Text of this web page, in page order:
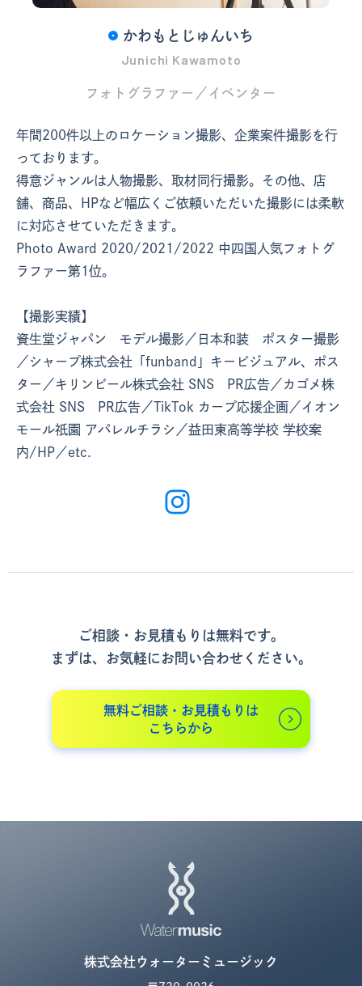
かわもとじゅんいち
Junichi Kawamoto
フォトグラファー／イベンター
年間200件以上のロケーション撮影、企業案件撮影を行
っております。
得意ジャンルは人物撮影、取材同行撮影。その他、店
舗、商品、HPなど幅広くご依頼いただいた撮影には柔軟
に対応させていただきます。
Photo Award 2020/2021/2022 中四国人気フォトグ
ラファー第1位。
【撮影実績】
資生堂ジャパン モデル撮影／日本和装 ポスター撮影
／シャープ株式会社「funband」キービジュアル、ポス
ター／キリンビール株式会社 SNS PR広告／カゴメ株
式会社 SNS PR広告／TikTok カープ応援企画／イオン
モール祇園 アパレルチラシ／益田東高等学校 学校案
内/HP／etc.
ご相談・お見積もりは無料です。
まずは、お気軽にお問い合わせください。
無料ご相談・お見積もりは
こちらから
株式会社ウォーターミュージック